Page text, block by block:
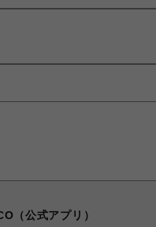
（公式アプリ）